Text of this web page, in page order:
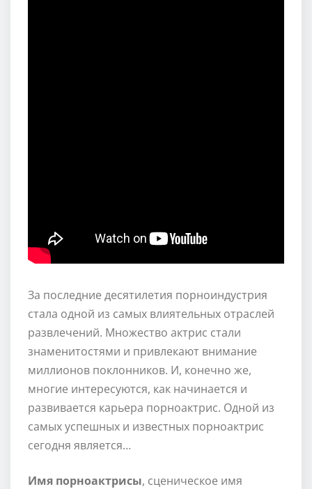
За последние десятилетия порноиндустрия
стала одной из самых влиятельных отраслей
развлечений. Множество актрис стали
знаменитостями и привлекают внимание
миллионов поклонников. И, конечно же,
многие интересуются, как начинается и
развивается карьера порноактрис. Одной из
самых успешных и известных порноактрис
сегодня является…
Имя порноактрисы, сценическое имя